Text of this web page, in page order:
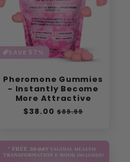
SAVE 57%
Pheromone Gummies
- Instantly Become
More Attractive
Normaler
$38.00 Verkaufspreis
$89.99